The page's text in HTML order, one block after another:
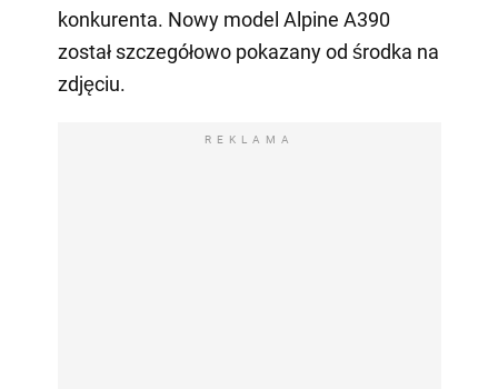
konkurenta. Nowy model Alpine A390
został szczegółowo pokazany od środka na
zdjęciu.
REKLAMA